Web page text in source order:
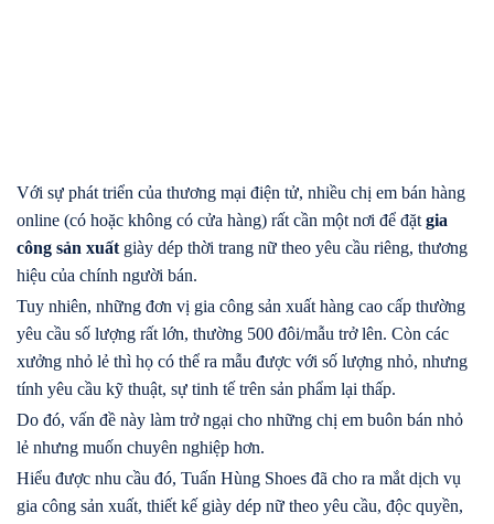
Với sự phát triển của thương mại điện tử, nhiều chị em bán hàng
online (có hoặc không có cửa hàng) rất cần một nơi để đặt gia
công sản xuất giày dép thời trang nữ theo yêu cầu riêng, thương
hiệu của chính người bán.
Tuy nhiên, những đơn vị gia công sản xuất hàng cao cấp thường
yêu cầu số lượng rất lớn, thường 500 đôi/mẫu trở lên. Còn các
xưởng nhỏ lẻ thì họ có thể ra mẫu được với số lượng nhỏ, nhưng
tính yêu cầu kỹ thuật, sự tinh tế trên sản phẩm lại thấp.
Do đó, vấn đề này làm trở ngại cho những chị em buôn bán nhỏ
lẻ nhưng muốn chuyên nghiệp hơn.
Hiểu được nhu cầu đó, Tuấn Hùng Shoes đã cho ra mắt dịch vụ
gia công sản xuất, thiết kế giày dép nữ theo yêu cầu, độc quyền,